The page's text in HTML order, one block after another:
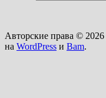
Авторские права © 2026
на WordPress и Bam.